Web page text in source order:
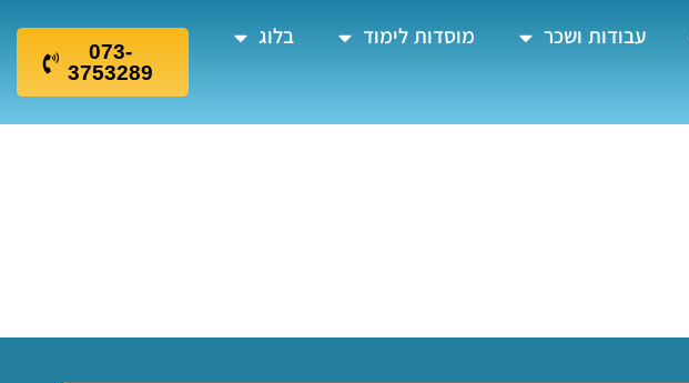
עבודות ושכר מוסדות לימוד בלוג
073-
3753289